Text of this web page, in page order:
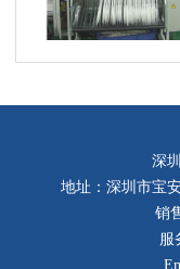
深
地址：深圳市宝
销
服